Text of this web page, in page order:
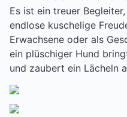
Es ist ein treuer
endlose kuschelige
Erwachsene oder als
ein plüschiger Hund
und zaubert ein Lächeln